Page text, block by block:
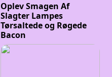
Oplev Smagen Af
Slagter Lampes
Tørsaltede og Røgede
Bacon